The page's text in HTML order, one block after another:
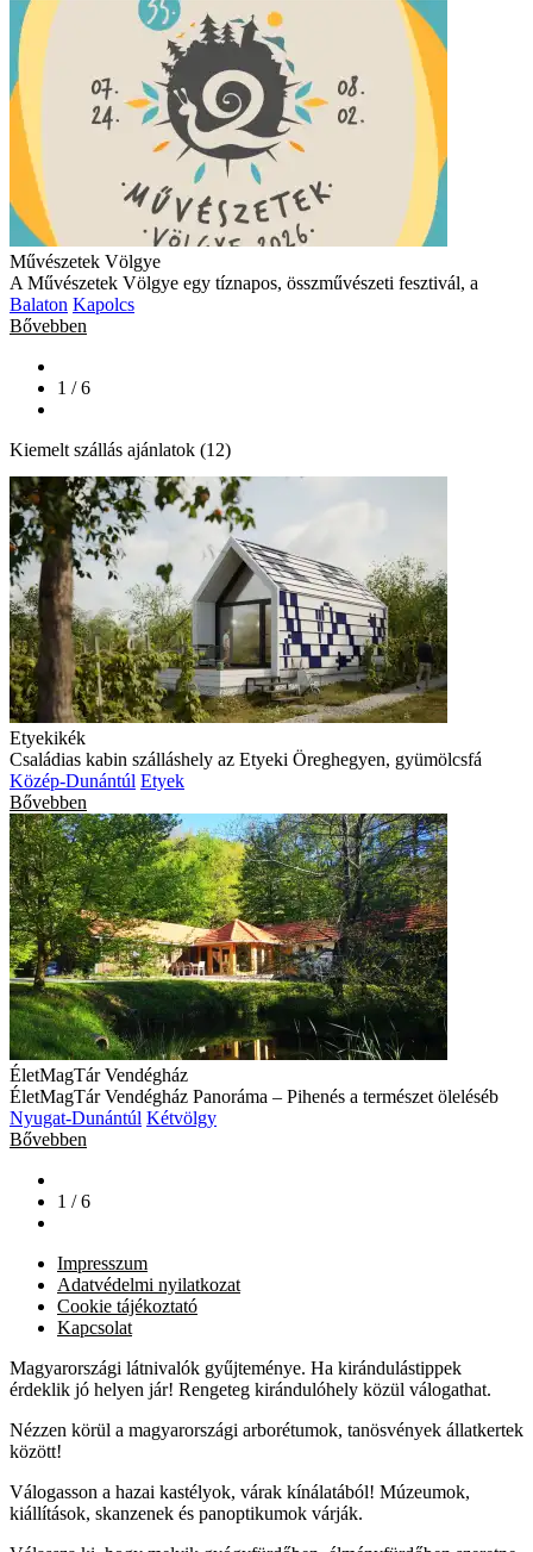
Művészetek Völgye
A Művészetek Völgye egy tíznapos, összművészeti fesztivál, a
Balaton Kapolcs
Bővebben
1 / 6
Kiemelt szállás ajánlatok (12)
Etyekikék
Családias kabin szálláshely az Etyeki Öreghegyen, gyümölcsfá
Közép-Dunántúl Etyek
Bővebben
ÉletMagTár Vendégház
ÉletMagTár Vendégház Panoráma – Pihenés a természet öleléséb
Nyugat-Dunántúl Kétvölgy
Bővebben
1 / 6
Impresszum
Adatvédelmi nyilatkozat
Cookie tájékoztató
Kapcsolat
Magyarországi látnivalók gyűjteménye. Ha kirándulástippek
érdeklik jó helyen jár! Rengeteg kirándulóhely közül válogathat.
Nézzen körül a magyarországi arborétumok, tanösvények állatkertek
között!
Válogasson a hazai kastélyok, várak kínálatából! Múzeumok,
kiállítások, skanzenek és panoptikumok várják.